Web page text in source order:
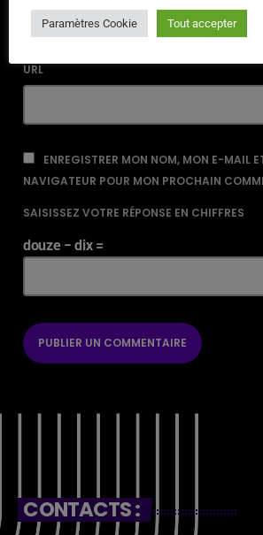
URL
ENREGISTRER MON NOM, MON E-MAIL
NAVIGATEUR POUR MON PROCHAIN
SAISISSEZ VOTRE RÉPONSE EN CHIFFRES
douze − dix =
CONTACTS :
Paramètres Cookie Tout accepter